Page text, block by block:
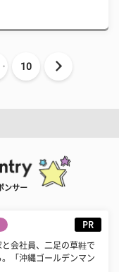
10
ンサー
PR
と会社員、二足の草鞋で
。「沖縄ゴールデンマン